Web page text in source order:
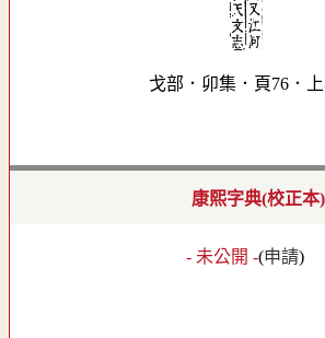
戈部．卯集．頁76．
康熙字典(校正本)
- 未公開 -(申請)